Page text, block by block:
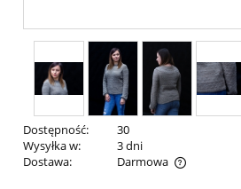
Dostępność:
30
Wysyłka w:
3 dni
Dostawa:
Darmowa
Cena nie zawiera ewentualnych